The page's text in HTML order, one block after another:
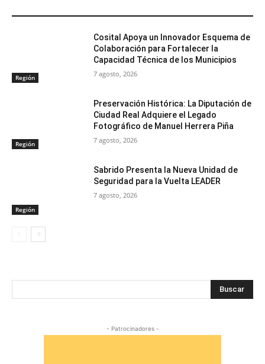
Región
Cosital Apoya un Innovador Esquema de
Colaboración para Fortalecer la
Capacidad Técnica de los Municipios
7 agosto, 2026
Región
Preservación Histórica: La Diputación de
Ciudad Real Adquiere el Legado
Fotográfico de Manuel Herrera Piña
7 agosto, 2026
Región
Sabrido Presenta la Nueva Unidad de
Seguridad para la Vuelta LEADER
7 agosto, 2026
Buscar
- Patrocinadores -